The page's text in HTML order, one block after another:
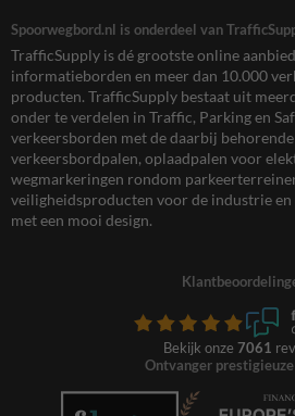
Spoorwegbord.nl is onderdeel van
TrafficSupply is dé grootste online
informatieborden en meer dan 10.000
producten. TrafficSupply bestaat uit
onder te verdelen in Traffic, Parking en
verkeersborden met de daarbij behorende
verkeersbordpalen, oplaadpalen voor
wegmarkeringen rondom
veiligheidsproducten voor de industrie
met een mooi design.
Bekijk onze 7061
Ontvanger